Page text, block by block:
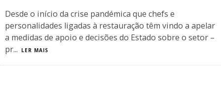
Desde o início da crise pandémica que chefs e
personalidades ligadas à restauração têm vindo a apelar
a medidas de apoio e decisões do Estado sobre o setor –
pr... LER MAIS